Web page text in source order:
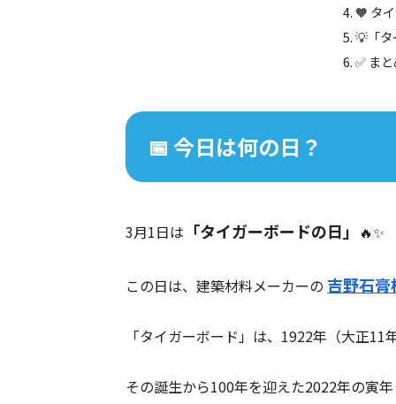
🧡 タ
💡「
✅ ま
📅 今日は何の日？
3月1日は 「タイガーボードの日」 🔥✨
この日は、建築材料メーカーの 吉野石
「タイガーボード」は、1922年（大正
その誕生から100年を迎えた2022年の寅